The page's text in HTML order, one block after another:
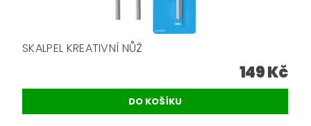
SKALPEL KREATIVNÍ NŮŽ
149 Kč